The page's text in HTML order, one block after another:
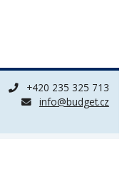
+420 235 325 713
info@budget.cz